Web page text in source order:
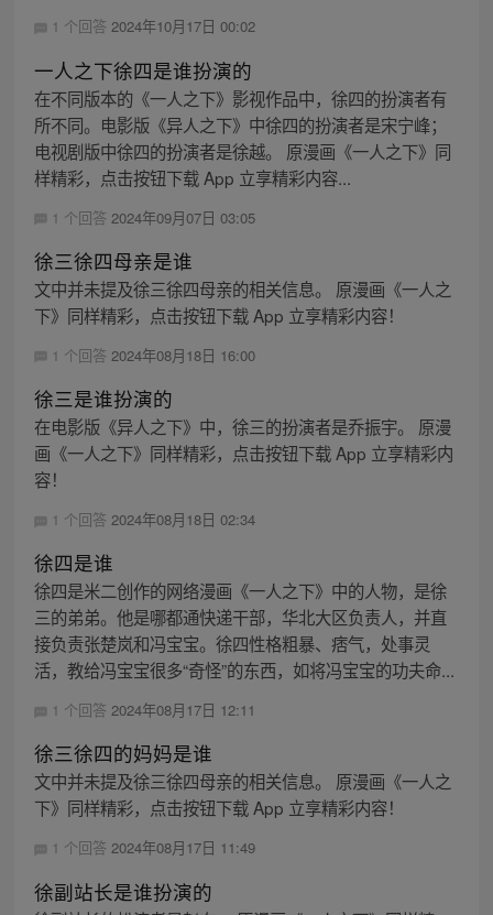
1 个回答 2024年10月17日 00:02
一人之下徐四是谁扮演的
在不同版本的《一人之下》影视作品中，徐四的扮演者有
所不同。电影版《异人之下》中徐四的扮演者是宋宁峰；
电视剧版中徐四的扮演者是徐越。 原漫画《一人之下》同
样精彩，点击按钮下载 App 立享精彩内容...
1 个回答 2024年09月07日 03:05
徐三徐四母亲是谁
文中并未提及徐三徐四母亲的相关信息。 原漫画《一人之
下》同样精彩，点击按钮下载 App 立享精彩内容！
1 个回答 2024年08月18日 16:00
徐三是谁扮演的
在电影版《异人之下》中，徐三的扮演者是乔振宇。 原漫
画《一人之下》同样精彩，点击按钮下载 App 立享精彩内
容！
1 个回答 2024年08月18日 02:34
徐四是谁
徐四是米二创作的网络漫画《一人之下》中的人物，是徐
三的弟弟。他是哪都通快递干部，华北大区负责人，并直
接负责张楚岚和冯宝宝。徐四性格粗暴、痞气，处事灵
活，教给冯宝宝很多“奇怪”的东西，如将冯宝宝的功夫命...
1 个回答 2024年08月17日 12:11
徐三徐四的妈妈是谁
文中并未提及徐三徐四母亲的相关信息。 原漫画《一人之
下》同样精彩，点击按钮下载 App 立享精彩内容！
1 个回答 2024年08月17日 11:49
徐副站长是谁扮演的